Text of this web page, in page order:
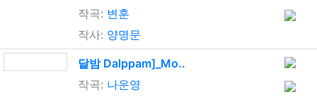
작곡: 변훈
작사: 양명문
달밤 Dalppam]_Mo..
작곡: 나운영